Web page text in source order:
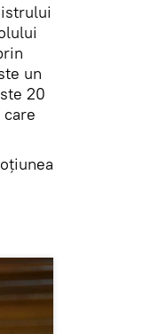
un
20